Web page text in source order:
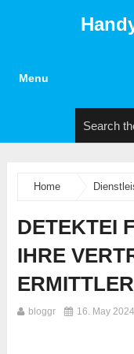
Menu
Home
DETEKTEI
IHRE
ERMITTLER
bloggr 16. May 2024